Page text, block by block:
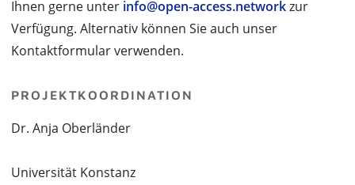
Ihnen gerne unter info@open-access.networkzur
Verfügung. Alternativ können Sie auch unser
Kontaktformular verwenden.
PROJEKTKOORDINATION
Dr. Anja Oberländer
Universität Konstanz